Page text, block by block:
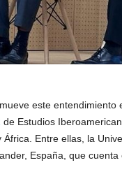
este entendimiento
de Estudios
Entre ellas, la
España, que